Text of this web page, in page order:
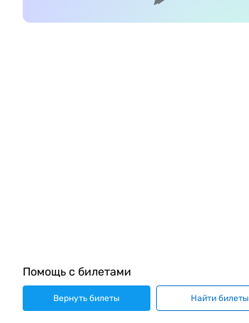
Помощь с билетами
Вернуть билеты Найти билеты